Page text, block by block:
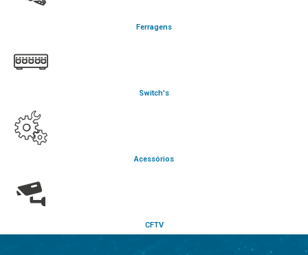
Ferragens
Switch's
Acessórios
CFTV